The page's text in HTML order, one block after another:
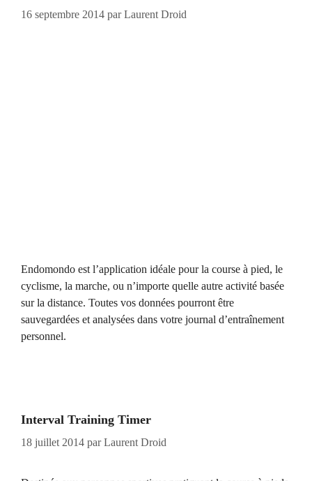
16 septembre 2014 parLaurent Droid
Endomondo est l’application idéale pour la course à pied, le
cyclisme, la marche, ou n’importe quelle autre activité basée
sur la distance. Toutes vos données pourront être
sauvegardées et analysées dans votre journal d’entraînement
personnel.
Interval Training Timer
18 juillet 2014 parLaurent Droid